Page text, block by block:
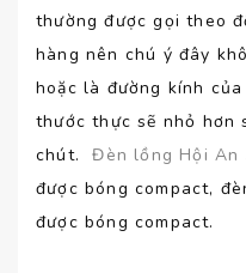
thường được gọi theo
hàng nên chú ý đây
hoặc là đường kính
thước thực sẽ nhỏ hơn
chút.Đèn lồng Hội An
được bóng compact,
được bóng compact.